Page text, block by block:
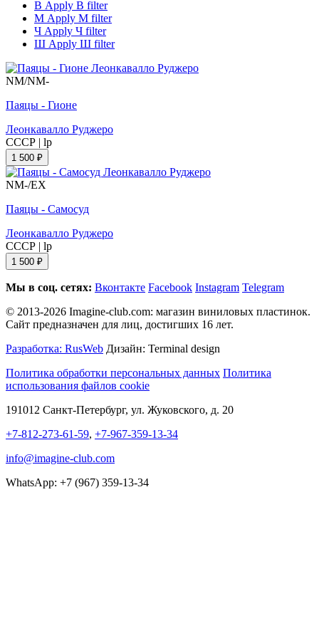
В Apply В filter
М Apply М filter
Ч Apply Ч filter
Ш Apply Ш filter
NM/NM-
Паяцы - Гионе
Леонкавалло Руджеро
СССР | lp
1 500 ₽
NM-/EX
Паяцы - Самосуд
Леонкавалло Руджеро
СССР | lp
1 500 ₽
Мы в соц. сетях: Вконтакте Facebook Instagram Telegram
© 2013-2026 Imagine-club.com: магазин виниловых пластинок.
Сайт предназначен для лиц, достигших 16 лет.
Разработка: RusWeb Дизайн: Terminal design
Политика обработки персональных данных Политика
использования файлов cookie
191012 Санкт-Петербург, ул. Жуковского, д. 20
+7-812-273-61-59, +7-967-359-13-34
info@imagine-club.com
WhatsApp: +7 (967) 359-13-34